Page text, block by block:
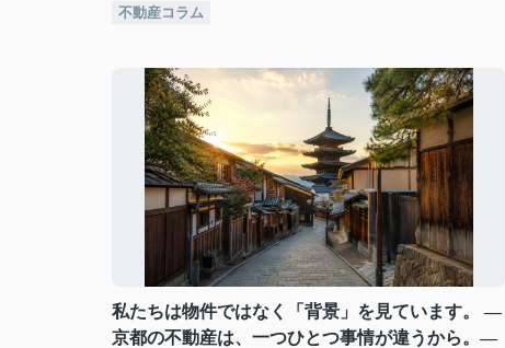
不動産コラム
私たちは物件ではなく「背景」を見ています。 ―
京都の不動産は、一つひとつ事情が違うから。―